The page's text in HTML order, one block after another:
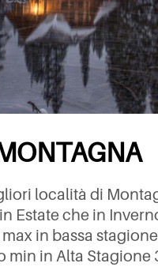
località di
Estate che in
in bassa
min in Alta Stagione